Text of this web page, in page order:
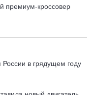
премиум-кроссовер
в грядущем году